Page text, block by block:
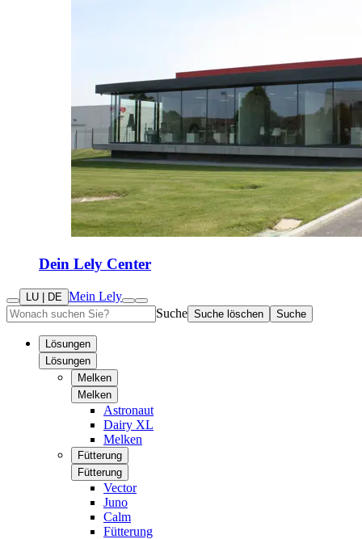
Dein Lely Center
LU | DE Mein Lely
Suche Suche löschen Suche
Lösungen
Lösungen
Melken
Melken
Astronaut
Dairy XL
Melken
Fütterung
Fütterung
Vector
Juno
Calm
Fütterung